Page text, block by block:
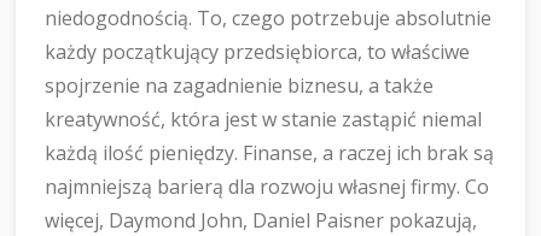
niedogodnością. To, czego potrzebuje absolutnie
każdy początkujący przedsiębiorca, to właściwe
spojrzenie na zagadnienie biznesu, a także
kreatywność, która jest w stanie zastąpić niemal
każdą ilość pieniędzy. Finanse, a raczej ich brak są
najmniejszą barierą dla rozwoju własnej firmy. Co
więcej, Daymond John, Daniel Paisner pokazują,